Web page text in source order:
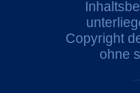
Copyright
ohne